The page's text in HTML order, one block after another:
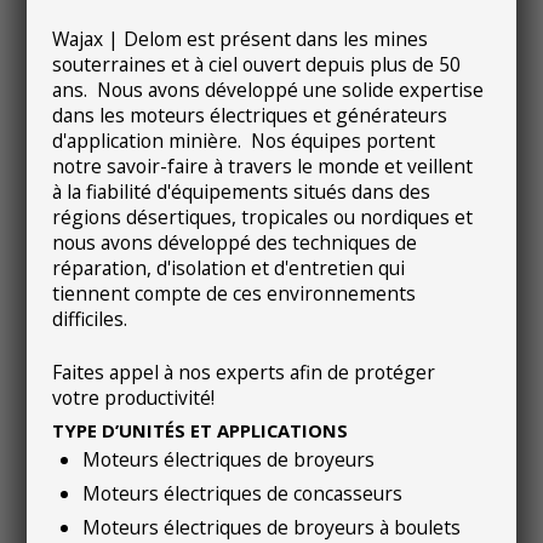
Wajax | Delom est présent dans les mines
souterraines et à ciel ouvert depuis plus de 50
ans. Nous avons développé une solide expertise
dans les moteurs électriques et générateurs
d'application minière. Nos équipes portent
notre savoir-faire à travers le monde et veillent
à la fiabilité d'équipements situés dans des
régions désertiques, tropicales ou nordiques et
nous avons développé des techniques de
réparation, d'isolation et d'entretien qui
tiennent compte de ces environnements
difficiles.
Faites appel à nos experts afin de protéger
votre productivité!
TYPE D’UNITÉS ET APPLICATIONS
Moteurs électriques de broyeurs
Moteurs électriques de concasseurs
Moteurs électriques de broyeurs à boulets